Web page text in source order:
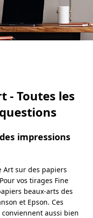
- Toutes les
impressions
Art sur des papiers
vos tirages Fine
beaux-arts des
et Epson. Ces
aussi bien